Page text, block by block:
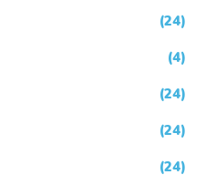
(24)
(4)
(24)
(24)
(24)